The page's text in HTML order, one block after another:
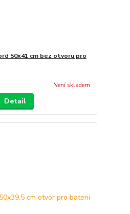
50x41 cm bez otvoru pro
Není skladem
Detail